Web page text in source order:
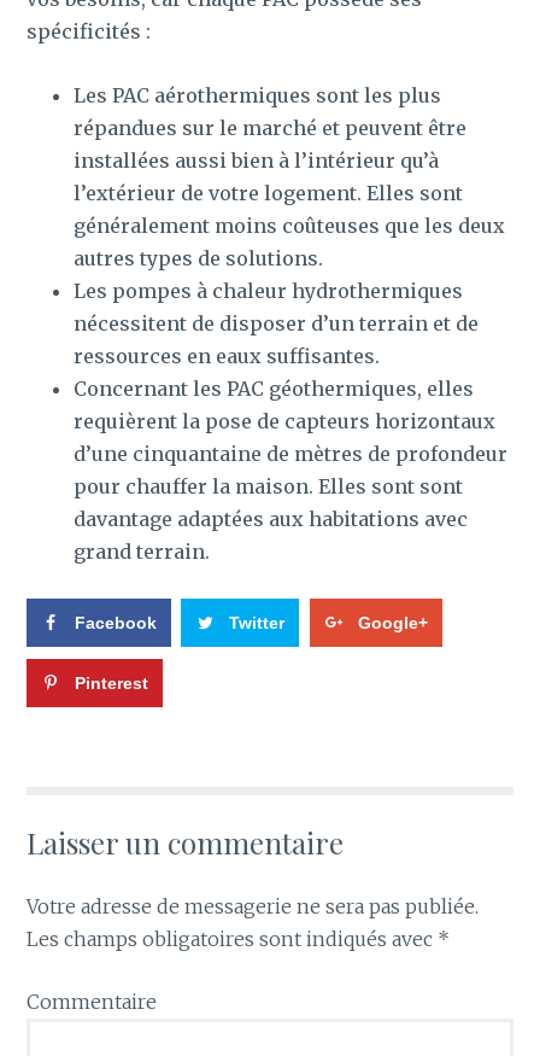
spécificités :
Les PAC aérothermiques sont les plus
répandues sur le marché et peuvent être
installées aussi bien à l’intérieur qu’à
l’extérieur de votre logement. Elles sont
généralement moins coûteuses que les deux
autres types de solutions.
Les pompes à chaleur hydrothermiques
nécessitent de disposer d’un terrain et de
ressources en eaux suffisantes.
Concernant les PAC géothermiques, elles
requièrent la pose de capteurs horizontaux
d’une cinquantaine de mètres de profondeur
pour chauffer la maison. Elles sont sont
davantage adaptées aux habitations avec
grand terrain.
Facebook Twitter Google+
Pinterest
Laisser un commentaire
Votre adresse de messagerie ne sera pas publiée.
Les champs obligatoires sont indiqués avec *
Commentaire